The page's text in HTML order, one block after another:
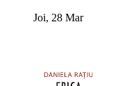
Joi, 28 Mar